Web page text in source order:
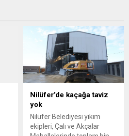
Nilüfer’de kaçağa taviz
yok
Nilüfer Belediyesi yıkım
ekipleri, Çalı ve Akçalar